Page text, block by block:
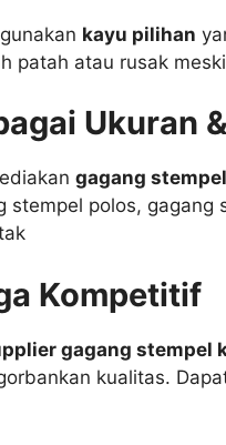
kayu pilihan
patah atau rusak
Ukuran
gagang
stempel polos,
Kompetitif
gagang stempel
kualitas.